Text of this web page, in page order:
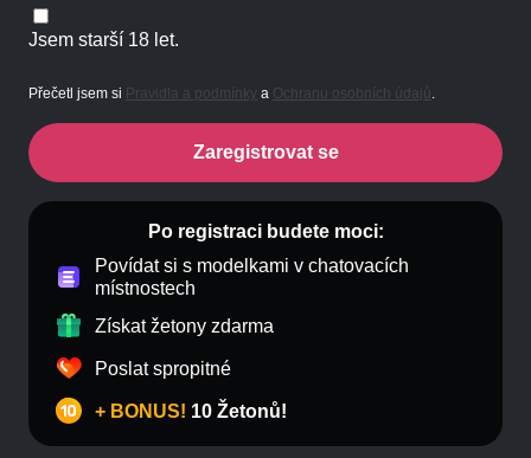
Jsem starší 18 let.
Přečetl jsem si Pravidla a podmínky a Ochranu osobních údajů.
Zaregistrovat se
Po registraci budete moci:
Povídat si s modelkami v chatovacích
místnostech
Získat žetony zdarma
Poslat spropitné
+ BONUS! 10 Žetonů!